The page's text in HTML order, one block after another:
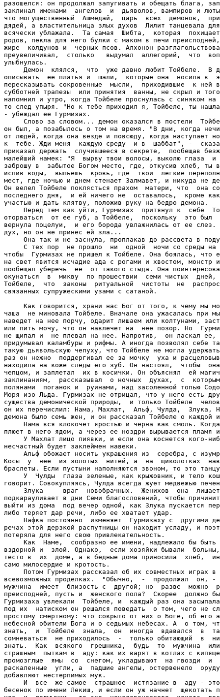
разошелся: он продолжал запугивать и обещать блага,
заклинал именами  ангелов  и  дьяволов, вампиров и
что могущественный  Ашмедай,  царь  всех  демонов,
дядей, а властительница злых духов  Лилит танцевала
всячески ублажала.  Та самая  Шибта,  которая
родов, пекла для него булки с маком в печи
жире  колдунов и  черных псов. Алхонон
преувеличивал,  столько   выдумал  аллегорий,  что
улыбнулась.
Демон  клялся,  что  уже давно любит Тойбеле.  В
описывать  ее платья и  шали,  которые она  носила в
пересказывать сокровенные  мысли,  приходившие  к ней
субботней трапезы  или принятия  ванны, не скрыл и
напомнил и утро, когда Тойбеле проснулась с синяком
то след упыря. "Но к тебе приходил я, Тойбеле, ты
- убеждал ее Гурмизах.
Слово за словом... демон оказался в постели
он был, а позабылось о том на время. "В дни, когда
от людей, когда она везде и повсюду, когда наступает
к  тебе. Жди меня  каждую среду  и в  шаббат", -
приказал держать  случившееся в секрете,  пообещав
малейший намек: "Я  вырву твои волосы, выколю глаза  и
заброшу в  забытое Богом место, где, откусив хлеб, ты
испив воды,  выпьешь  кровь, где  твои  легкие
мест, где ночью и днем стенает Залмавет, и никуда не
Он велел Тойбеле поклясться прахом  матери, что  она
последнего дня,  и ей ничего не  оставалось,  кроме
участью и дать клятву, положив руку на бедро демона.
Перед тем как уйти, Гурмизах  притянул к  себе
оторваться  от ее губ, а Тойбеле,  поскольку  это был
вернула поцелуи,  и его борода увлажнилась от ее
дух, но он не принес ей зла...
Она так и не заснула, проплакав до рассвета в
С тех пор  не прошло  ни  одной  ночи со среды на
чтобы  Гурмизах не пришел к Тойбеле. Она боялась, что
на свет явится исчадие ада с рогами и хвостом, монстр
пообещал уберечь  ее  от такого стыда. Она
окунаться  в  микву  по прошествии  семи чистых
Тойбеле,  что  законы  ритуальной  чистоты  не
связанных супружескими узами с сатаной.
Как говорится, храни нас Бог от того, к чему мы
чаша  не миновала Тойбеле. Вначале она ужасалась при
наведет на нее порчу, одарит лишаем или колтунами,
или пить мочу, что он навлечет на  нее позор. Но
не щипал и  не плевал на нее. Напротив,  он ласкал ее,
придумывал каламбуры и рифмы. А иногда позволял себе
такую дьявольскую чепуху, что Тойбеле не могла
раз он нежно  поддергивал ее за мочку  уха и
находила на коже следы его зуб. Он настоял,  чтобы
чепцом, и заплетал  их в косички. Он объяснял  ей
заклинаниям,  рассказывал  о ночных  духах,  с
полянами  поганок и  руинами, над засоленной топью
Моря изо Льда. Гурмизах не отрицал, что у него есть
существа демонической природы,  и только Тойбеле